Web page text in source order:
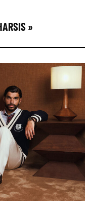
»